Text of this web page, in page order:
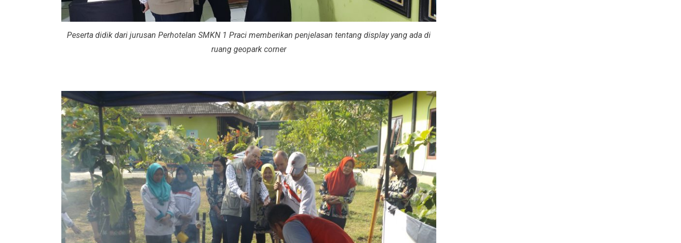
Peserta didik dari jurusan Perhotelan SMKN 1 Praci memberikan penjelasan tentang display yang ada di
ruang geopark corner